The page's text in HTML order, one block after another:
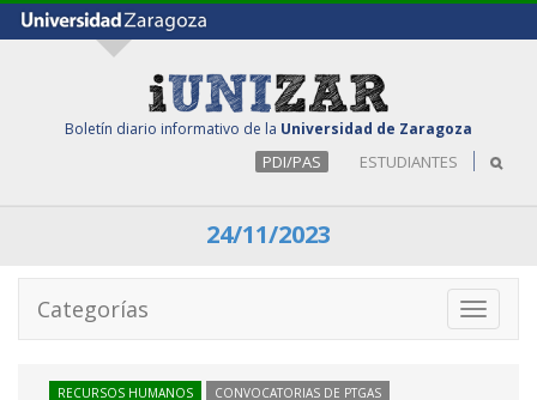
Boletín diario informativo de la Universidad de Zaragoza
PDI/PAS ESTUDIANTES
24/11/2023
Toggle
Categorías
RECURSOS HUMANOS CONVOCATORIAS DE PTGAS